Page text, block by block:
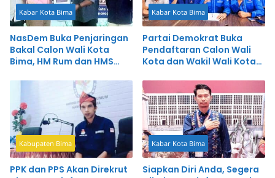
Kabar Kota Bima
NasDem Buka Penjaringan
Bakal Calon Wali Kota
Bima, HM Rum dan HMS
Kabar Kota Bima
Partai Demokrat Buka
Pendaftaran Calon Wali
Kota dan Wakil Wali Kota
Kabupaten Bima
PPK dan PPS Akan Direkrut
Kabar Kota Bima
Siapkan Diri Anda, Segera